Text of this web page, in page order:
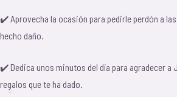
✔️ Aprovecha la ocasión para pedirle perdón a
hecho daño.
✔️ Dedica unos minutos del día para agradecer a
regalos que te ha dado.